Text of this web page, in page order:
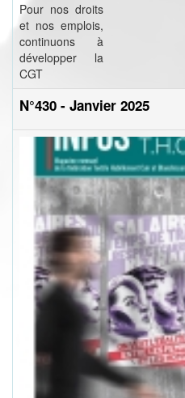
Pour nos droits
et nos emplois,
continuons à
développer la
CGT
N°430 - Janvier 2025